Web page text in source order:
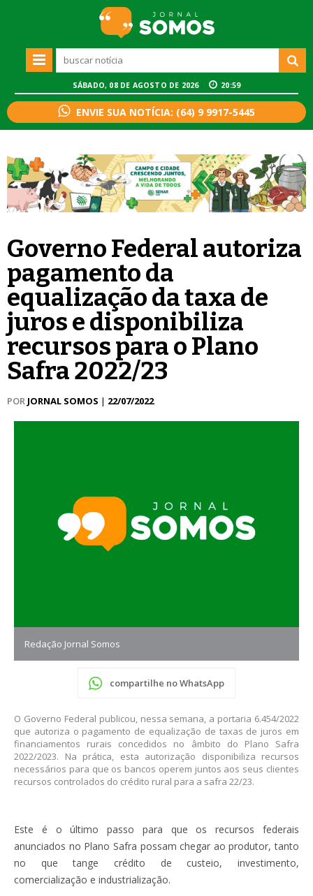
SÁBADO, 08 DE AGOSTO DE 2026 20:59
ENVIE SUA NOTÍCIA: (64) 9 9917-5445
Governo Federal autoriza
pagamento da
equalização da taxa de
juros e disponibiliza
recursos para o Plano
Safra 2022/23
POR JORNAL SOMOS | 22/07/2022
Redação Jornal Somos
compartilhe no WhatsApp
O Governo Federal publicou, nessa semana, a portaria 6.454/2022
que autoriza o pagamento de equalização de taxas de juros em
financiamentos rurais concedidos no âmbito do Plano Safra
2022/2023. Na prática, esta autorização disponibiliza recursos
necessários para que os bancos operem juntos aos seus clientes
recursos controlados do crédito rural para a safra 22/23.
Este é o último passo para que os recursos federais
anunciados no Plano Safra possam chegar ao produtor, tanto
no que tange crédito de custeio, investimento,
comercialização e industrialização.